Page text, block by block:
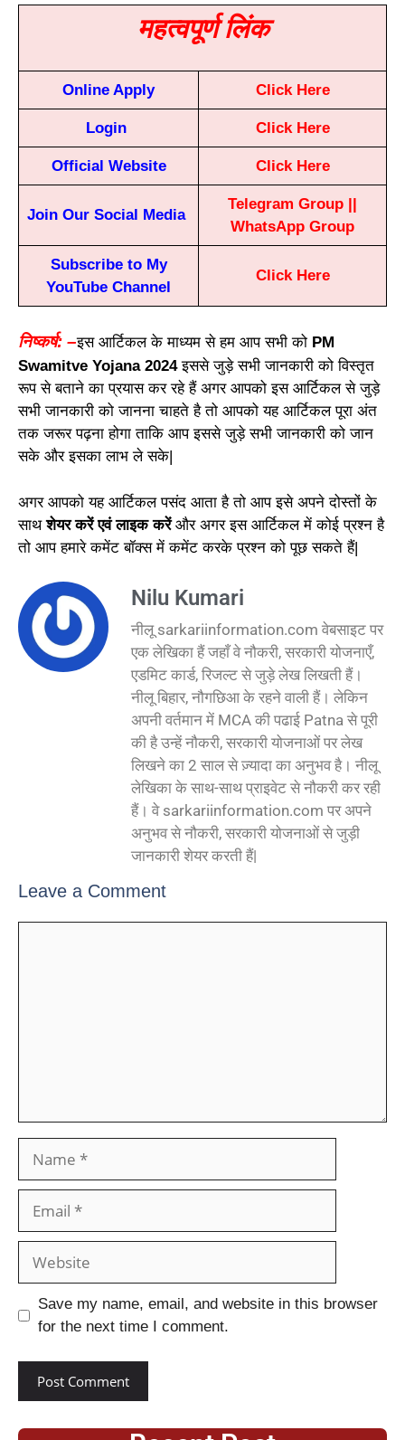
महत्वपूर्ण लिंक
Online Apply Click Here
Login Click Here
Official Website Click Here
Join Our Social Media
Telegram Group ||
WhatsApp Group
Subscribe to My
YouTube Channel
Click Here
निष्कर्ष: –इस आर्टिकल के माध्यम से हम आप सभी को PM
Swamitve Yojana 2024 इससे जुड़े सभी जानकारी को विस्तृत
रूप से बताने का प्रयास कर रहे हैं अगर आपको इस आर्टिकल से जुड़े
सभी जानकारी को जानना चाहते है तो आपको यह आर्टिकल पूरा अंत
तक जरूर पढ़ना होगा ताकि आप इससे जुड़े सभी जानकारी को जान
सके और इसका लाभ ले सके
अगर आपको यह आर्टिकल पसंद आता है तो आप इसे अपने दोस्तों के
साथ शेयर करें एवं लाइक करें और अगर इस आर्टिकल में कोई प्रश्न है
तो आप हमारे कमेंट बॉक्स में कमेंट करके प्रश्न को पूछ सकते हैं|
Nilu Kumari
नीलू sarkariinformation.com वेबसाइट पर
एक लेखिका हैं जहाँ वे नौकरी, सरकारी योजनाएँ,
एडमिट कार्ड, रिजल्ट से जुड़े लेख लिखती हैं।
नीलू बिहार, नौगछिआ के रहने वाली हैं। लेकिन
अपनी वर्तमान में MCA की पढाई Patna से पूरी
की है उन्हें नौकरी, सरकारी योजनाओं पर लेख
लिखने का 2 साल से ज़्यादा का अनुभव है। नीलू
लेखिका के साथ-साथ प्राइवेट से नौकरी कर रही
हैं। वे sarkariinformation.com पर अपने
अनुभव से नौकरी, सरकारी योजनाओं से जुड़ी
जानकारी शेयर करती हैं|
Leave a Comment
Save my name, email, and website in this browser
for the next time I comment.